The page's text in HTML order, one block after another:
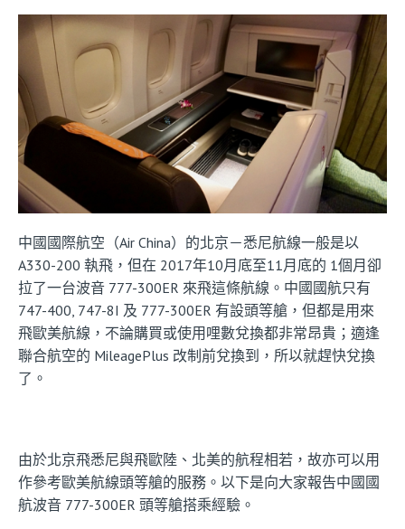
中國國際航空（Air China）的北京－悉尼航線一般是以
A330-200 執飛，但在 2017年10月底至11月底的 1個月卻
拉了一台波音 777-300ER 來飛這條航線。中國國航只有
747-400, 747-8I 及 777-300ER 有設頭等艙，但都是用來
飛歐美航線，不論購買或使用哩數兌換都非常昂貴；適逢
聯合航空的 MileagePlus 改制前兌換到，所以就趕快兌換
了。
由於北京飛悉尼與飛歐陸、北美的航程相若，故亦可以用
作參考歐美航線頭等艙的服務。以下是向大家報告中國國
航波音 777-300ER 頭等艙搭乘經驗。